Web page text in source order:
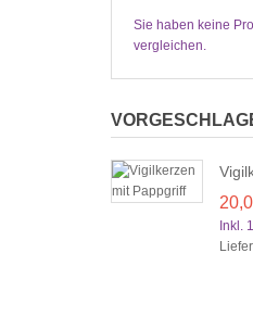
Sie haben keine
vergleichen.
Inkl.